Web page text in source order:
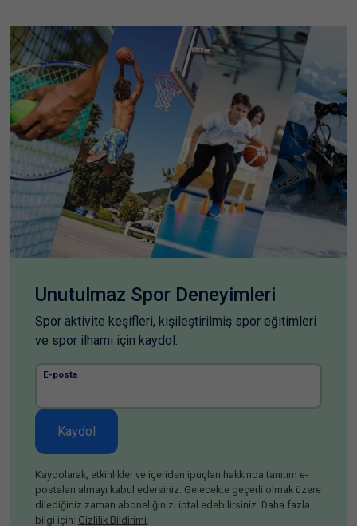
Unutulmaz Spor Deneyimleri
Spor aktivite keşifleri, kişileştirilmiş spor eğitimleri
ve spor ilhamı için kaydol.
E-posta
Kaydol
Kaydolarak, etkinlikler ve içeriden ipuçları hakkında tanıtım e-
postaları almayı kabul edersiniz. Gelecekte geçerli olmak üzere
dilediğiniz zaman aboneliğinizi iptal edebilirsiniz. Daha fazla
bilgi için: Gizlilik Bildirimi.